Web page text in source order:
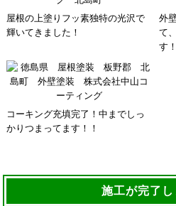
屋根の上塗りフッ素独特の光沢で
輝いてきました！
外
て
す
コーキング充填完了！中までしっ
かりつまってます！！
施工が完了し